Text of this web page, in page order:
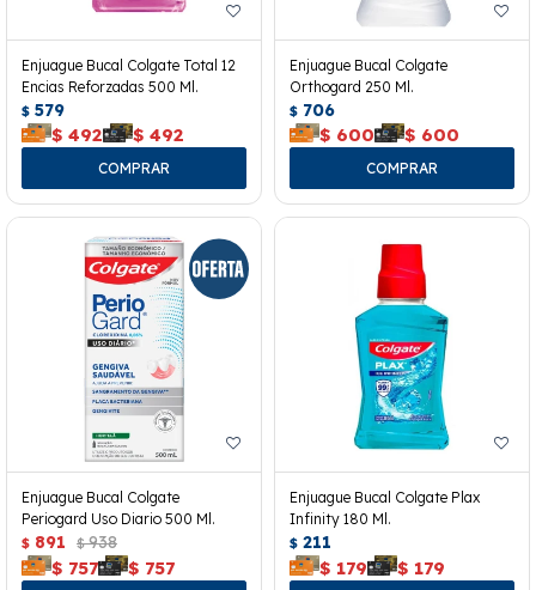
Enjuague Bucal Colgate Total 12
Encias Reforzadas 500 Ml.
$ 579
$ 492 $ 492
Enjuague Bucal Colgate
Orthogard 250 Ml.
$ 706
$ 600 $ 600
Enjuague Bucal Colgate
Periogard Uso Diario 500 Ml.
$ 891 $ 938
$ 757 $ 757
Enjuague Bucal Colgate Plax
Infinity 180 Ml.
$ 211
$ 179 $ 179